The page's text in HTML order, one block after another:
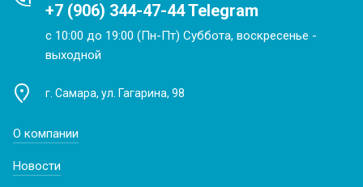
+7 (906) 344-47-44 Telegram
с 10:00 до 19:00 (Пн-Пт) Суббота, воскресенье -
выходной
г. Самара, ул. Гагарина, 98
О компании
Новости